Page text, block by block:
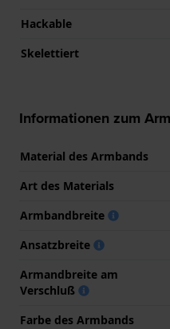
Hackable
Skelettiert
Informationen zum
Material des Armbands
Art des Materials
Armbandbreite
Ansatzbreite
Armandbreite am
Verschluß
Farbe des Armbands